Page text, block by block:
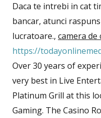
Daca te intrebi in cat
bancar, atunci
lucratoare., camera
https://
Over 30 years of
very best in Live
Platinum Grill at this
Gaming. The Casino